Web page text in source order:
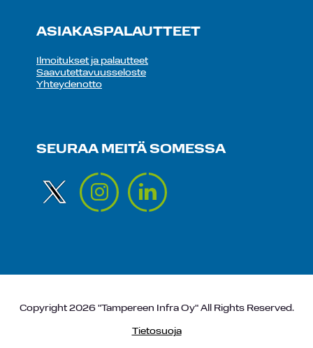
ASIAKASPALAUTTEET
Ilmoitukset ja palautteet
Saavutettavuusseloste
Yhteydenotto
SEURAA MEITÄ SOMESSA
Copyright 2026 "Tampereen Infra Oy" All Rights Reserved.
Tietosuoja